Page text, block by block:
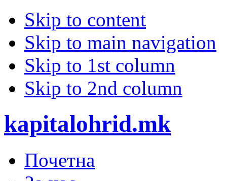
Skip to content
Skip to main navigation
Skip to 1st column
Skip to 2nd column
kapitalohrid.mk
Почетна